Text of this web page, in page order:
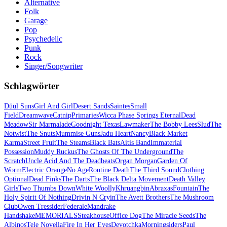
Alternative
Folk
Garage
Pop
Psychedelic
Punk
Rock
Singer/Songwriter
Schlagwörter
Düül SunsGirl And GirlDesert SandsSaintesSmall
FieldDreamwaveCatnipPrimariesWicca Phase Springs EternalDead
MeadowSir MarmaladeGoodnight TexasLawmakerThe Bobby LeesSludThe
NotwistThe SnutsMummise GunsJadu HeartNancyBlack Market
KarmaStreet FruitThe SteamsBlack BatsAitis BandImmaterial
PossessionMuddy RuckusThe Ghosts Of The UndergroundThe
ScratchUncle Acid And The DeadbeatsOrgan MorganGarden Of
WormElectric OrangeNo AgeRoutine DeathThe Third SoundClothing
OptionalDead FinksThe DartsThe Black Delta MovementDeath Valley
GirlsTwo Thumbs DownWhite WoollyKhruangbinAbraxasFountainThe
Holy Spirit Of NothingDrivin N CryinThe Avett BrothersThe Mushroom
ClubOwen TressiderFederaleMandrake
HandshakeMEMORIALSSteakhouseOffice DogThe Miracle SeedsThe
AlbinosTele NovellaFire In Her EyesDevotchkaMorningsidersPaul